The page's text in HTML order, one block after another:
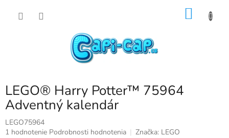
LEGO® Harry Potter™ 75964
Adventný kalendár
LEGO75964
Priemerné
1 hodnotenie Podrobnosti hodnotenia Značka: LEGO